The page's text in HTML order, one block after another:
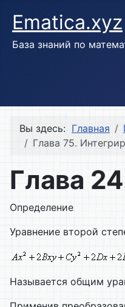
Ematica.xyz
База знаний по
Вы здесь: Главная
Глава 75.
Глава
Определение
Уравнение второй
Называется общим